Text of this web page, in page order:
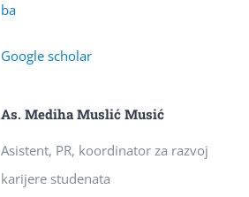
ba
Google scholar
As. Mediha Muslić Musić
Asistent, PR, koordinator za razvoj
karijere studenata